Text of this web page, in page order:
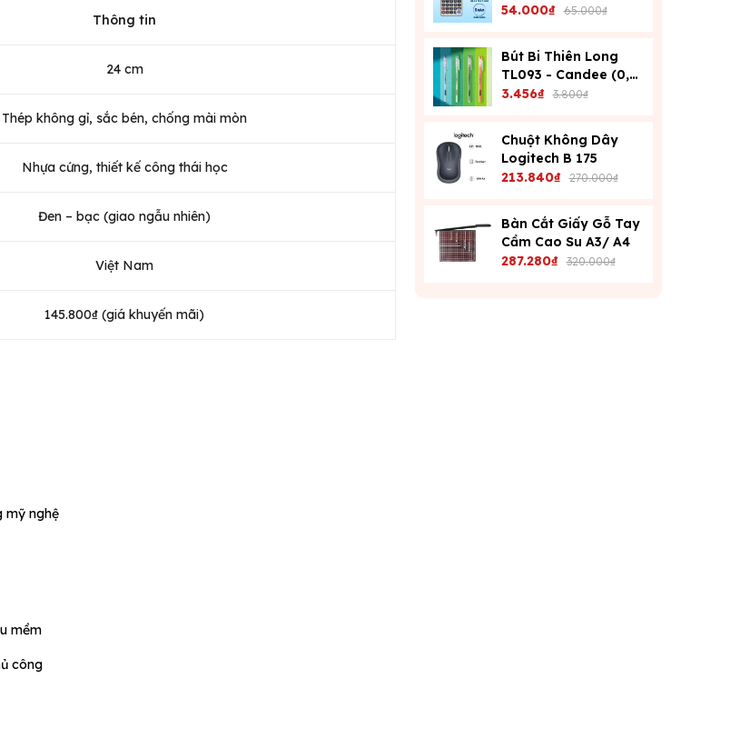
54.000₫ 65.000₫
Bút Bi Thiên Long
TL093 - Candee (0,6
Mm) - Xanh
3.456₫ 3.800₫
Chuột Không Dây
Logitech B 175
213.840₫ 270.000₫
Bàn Cắt Giấy Gỗ Tay
Cầm Cao Su A3/ A4
287.280₫ 320.000₫
Thông tin
24 cm
Thép không gỉ, sắc bén, chống mài mòn
Nhựa cứng, thiết kế công thái học
Đen – bạc (giao ngẫu nhiên)
Việt Nam
145.800₫ (giá khuyến mãi)
mỹ nghệ
mềm
công